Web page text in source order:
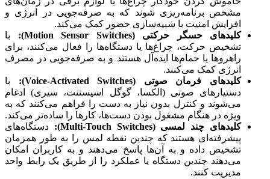
مشخص برنامه‌ریزی شوند که به صرفه‌جویی در انرژی و
افزایش امنیت با شبیه‌سازی حضور کمک می‌کند.
کلیدهای حسگر حرکتی (Motion Sensor Switches):
با
تشخیص حرکت، چراغ‌ها یا دستگاه‌ها را فعال می‌کنند، برای
راهروها یا حمام‌ها ایده‌آل هستند و به صرفه‌جویی در مصرف
انرژی کمک می‌کنند.
کلیدهای فرمان صوتی (Voice-Activated Switches):
با
دستیارهای صوتی (الکسا، گوگل اسیستنت، سیری) ادغام
می‌شوند و کنترل بدون نیاز به دست را فراهم می‌کنند که به
ویژه در هنگام مشغول بودن دست‌ها، کارها را ساده‌تر می‌کند.
کلیدهای چند لمسی (Multi-Touch Switches):
دستگاه‌های
پیشرفته‌ای هستند که چندین نقطه لمس را به طور همزمان
تشخیص داده و به آن‌ها پاسخ می‌دهند و به کاربران امکان
می‌دهند چندین دستگاه یا عملکرد را از طریق یک رابط واحد
مدیریت کنند.